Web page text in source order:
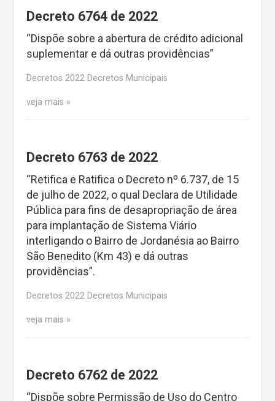
Decreto 6764 de 2022
“Dispõe sobre a abertura de crédito adicional
suplementar e dá outras providências”
Decretos 2022 Decretos Municipais
veja mais
Decreto 6763 de 2022
“Retifica e Ratifica o Decreto nº 6.737, de 15
de julho de 2022, o qual Declara de Utilidade
Pública para fins de desapropriação de área
para implantação de Sistema Viário
interligando o Bairro de Jordanésia ao Bairro
São Benedito (Km 43) e dá outras
providências”.
Decretos 2022 Decretos Municipais
veja mais
Decreto 6762 de 2022
“Dispõe sobre Permissão de Uso do Centro